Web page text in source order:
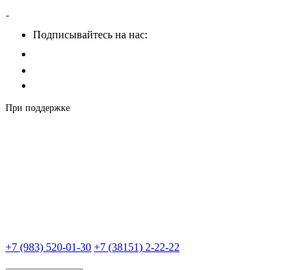
Подписывайтесь на нас:
При поддержке
+7 (983) 520-01-30 +7 (38151) 2-22-22